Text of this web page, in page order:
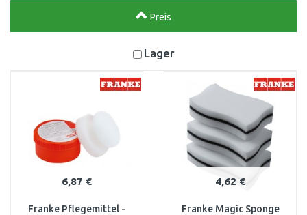
Preis
Lager
6,87 €
Franke Pflegemittel -
4,62 €
Franke Magic Sponge